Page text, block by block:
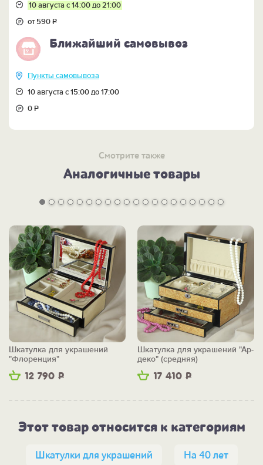
10 августа с 14:00 до 21:00
от 590Р
Ближайший самовывоз
Пункты самовывоза
10 августа с 15:00 до 17:00
0Р
Смотрите также
Аналогичные товары
12 790 Р
Шкатулка для украшений
"Флоренция"
17 410 Р
Шкатулка для украшений "Ар-
деко" (средняя)
Этот товар относится к категориям
Шкатулки для украшений На 40 лет